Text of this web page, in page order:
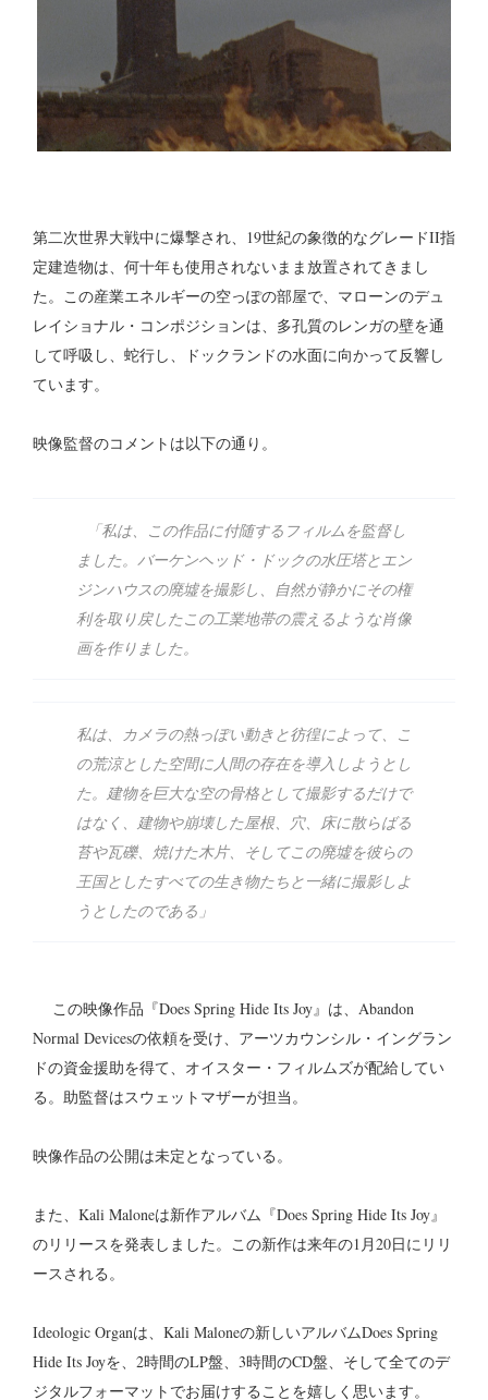
第二次世界大戦中に爆撃され、19世紀の象徴的なグレードII指
定建造物は、何十年も使用されないまま放置されてきまし
た。この産業エネルギーの空っぽの部屋で、マローンのデュ
レイショナル・コンポジションは、多孔質のレンガの壁を通
して呼吸し、蛇行し、ドックランドの水面に向かって反響し
ています。
映像監督のコメントは以下の通り。
「私は、この作品に付随するフィルムを監督し
ました。バーケンヘッド・ドックの水圧塔とエン
ジンハウスの廃墟を撮影し、自然が静かにその権
利を取り戻したこの工業地帯の震えるような肖像
画を作りました。
私は、カメラの熱っぽい動きと彷徨によって、こ
の荒涼とした空間に人間の存在を導入しようとし
た。建物を巨大な空の骨格として撮影するだけで
はなく、建物や崩壊した屋根、穴、床に散らばる
苔や瓦礫、焼けた木片、そしてこの廃墟を彼らの
王国としたすべての生き物たちと一緒に撮影しよ
うとしたのである」
この映像作品『Does Spring Hide Its Joy』は、Abandon
Normal Devicesの依頼を受け、アーツカウンシル・イングラン
ドの資金援助を得て、オイスター・フィルムズが配給してい
る。助監督はスウェットマザーが担当。
映像作品の公開は未定となっている。
また、Kali Maloneは新作アルバム『Does Spring Hide Its Joy』
のリリースを発表しました。この新作は来年の1月20日にリリ
ースされる。
Ideologic Organは、Kali Maloneの新しいアルバムDoes Spring
Hide Its Joyを、2時間のLP盤、3時間のCD盤、そして全てのデ
ジタルフォーマットでお届けすることを嬉しく思います。